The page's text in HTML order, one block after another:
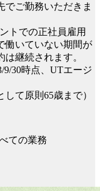
でご勤務いただきま
トでの正社員雇用
働いていない期間が
継続されます。
9/30時点、UTエージ
て原則65歳まで）
ての業務